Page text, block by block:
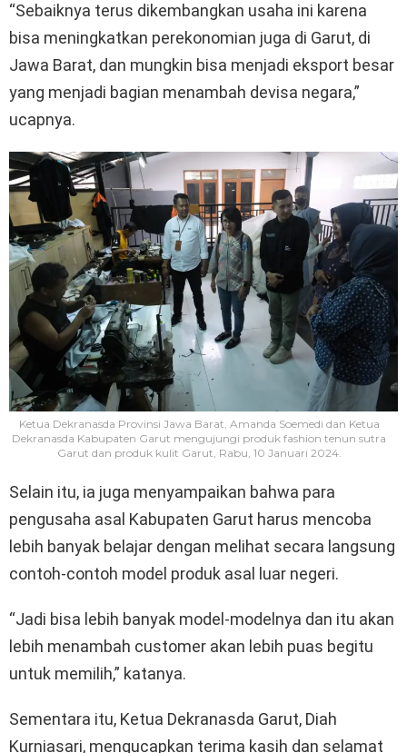
“Sebaiknya terus dikembangkan usaha ini karena
bisa meningkatkan perekonomian juga di Garut, di
Jawa Barat, dan mungkin bisa menjadi eksport besar
yang menjadi bagian menambah devisa negara,”
ucapnya.
Ketua Dekranasda Provinsi Jawa Barat, Amanda Soemedi dan Ketua
Dekranasda Kabupaten Garut mengujungi produk fashion tenun sutra
Garut dan produk kulit Garut, Rabu, 10 Januari 2024.
Selain itu, ia juga menyampaikan bahwa para
pengusaha asal Kabupaten Garut harus mencoba
lebih banyak belajar dengan melihat secara langsung
contoh-contoh model produk asal luar negeri.
“Jadi bisa lebih banyak model-modelnya dan itu akan
lebih menambah customer akan lebih puas begitu
untuk memilih,” katanya.
Sementara itu, Ketua Dekranasda Garut, Diah
Kurniasari, mengucapkan terima kasih dan selamat